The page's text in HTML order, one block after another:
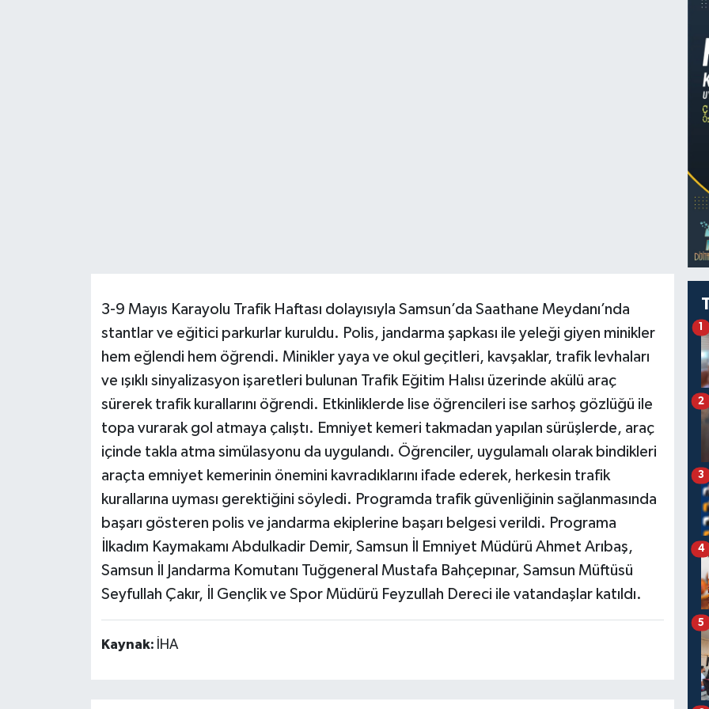
3-9 Mayıs Karayolu Trafik Haftası dolayısıyla Samsun’da Saathane Meydanı’nda
stantlar ve eğitici parkurlar kuruldu. Polis, jandarma şapkası ile yeleği giyen minikler
hem eğlendi hem öğrendi. Minikler yaya ve okul geçitleri, kavşaklar, trafik levhaları
ve ışıklı sinyalizasyon işaretleri bulunan Trafik Eğitim Halısı üzerinde akülü araç
sürerek trafik kurallarını öğrendi. Etkinliklerde lise öğrencileri ise sarhoş gözlüğü ile
topa vurarak gol atmaya çalıştı. Emniyet kemeri takmadan yapılan sürüşlerde, araç
içinde takla atma simülasyonu da uygulandı. Öğrenciler, uygulamalı olarak bindikleri
araçta emniyet kemerinin önemini kavradıklarını ifade ederek, herkesin trafik
kurallarına uyması gerektiğini söyledi. Programda trafik güvenliğinin sağlanmasında
başarı gösteren polis ve jandarma ekiplerine başarı belgesi verildi. Programa
İlkadım Kaymakamı Abdulkadir Demir, Samsun İl Emniyet Müdürü Ahmet Arıbaş,
Samsun İl Jandarma Komutanı Tuğgeneral Mustafa Bahçepınar, Samsun Müftüsü
Seyfullah Çakır, İl Gençlik ve Spor Müdürü Feyzullah Dereci ile vatandaşlar katıldı.
Kaynak: İHA
1
2
3
4
5